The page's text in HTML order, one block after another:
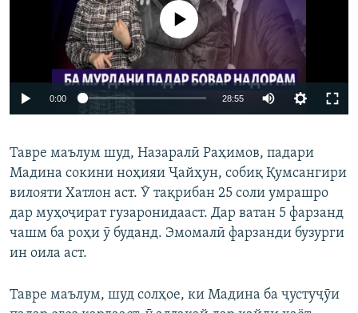
Auto 240p 360p 480p
720p 810p
Феълан кор намекунад
0:00 28:55
360p
480p
720p
810p
Тавре маълум шуд, Назаралӣ Раҳимов, падари
Мадина сокини ноҳияи Ҷайҳун, собиқ Қумсангири
вилояти Хатлон аст. Ӯ тақрибан 25 соли умрашро
дар муҳоҷират гузаронидааст. Дар ватан 5 фарзанд
чашм ба роҳи ӯ буданд. Эмомалӣ фарзанди бузурги
ин оила аст.
Тавре маълум, шуд солҳое, ки Мадина ба ҷустуҷӯи